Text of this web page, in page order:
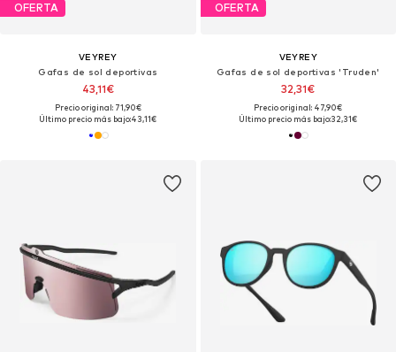
OFERTA
VEYREY
Gafas de sol deportivas
43,11€
Precio original: 71,90€
Último precio más bajo:43,11€
OFERTA
VEYREY
Gafas de sol deportivas 'Truden'
32,31€
Precio original: 47,90€
Último precio más bajo:32,31€